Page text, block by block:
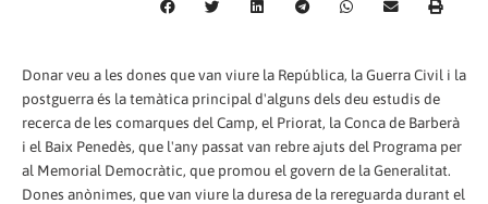
Donar veu a les dones que van viure la República, la Guerra Civil i la
postguerra és la temàtica principal d'alguns dels deu estudis de
recerca de les comarques del Camp, el Priorat, la Conca de Barberà
i el Baix Penedès, que l'any passat van rebre ajuts del Programa per
al Memorial Democràtic, que promou el govern de la Generalitat.
Dones anònimes, que van viure la duresa de la rereguarda durant el